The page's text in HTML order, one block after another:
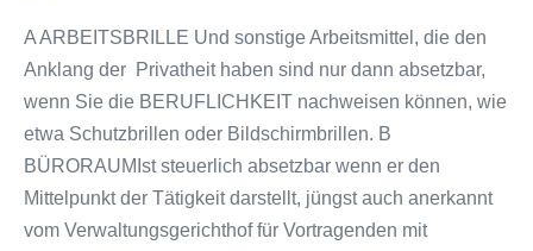
A ARBEITSBRILLE Und sonstige Arbeitsmittel, die den
Anklang der Privatheit haben sind nur dann absetzbar,
wenn Sie die BERUFLICHKEIT nachweisen können, wie
etwa Schutzbrillen oder Bildschirmbrillen. B
BÜRORAUMIst steuerlich absetzbar wenn er den
Mittelpunkt der Tätigkeit darstellt, jüngst auch anerkannt
vom Verwaltungsgerichthof für Vortragenden mit